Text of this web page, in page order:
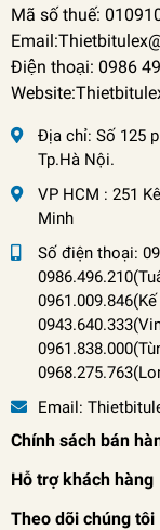
Mã số thuế:
Điện thoại: 0986
Địa chỉ: Số 125
Tp.Hà Nội.
VP HCM : 251
Minh
Số điện thoại:
Email:
Chính sách bán
Hỗ trợ khách hàng
Theo dõi chúng tôi